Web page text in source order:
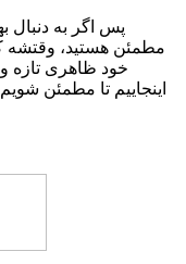
پس اگر به دنبال
مطمئن هستید، وقتشه
اینجاییم تا مطمئن